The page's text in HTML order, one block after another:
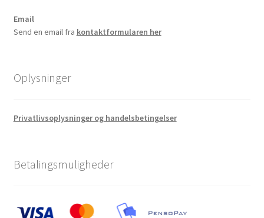
Email
Send en email fra kontaktformularen her
Oplysninger
Privatlivsoplysninger og handelsbetingelser
Betalingsmuligheder